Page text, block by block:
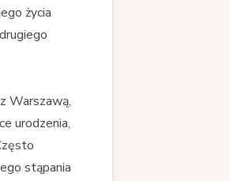
życia
Warszawą,
urodzenia,
stąpania